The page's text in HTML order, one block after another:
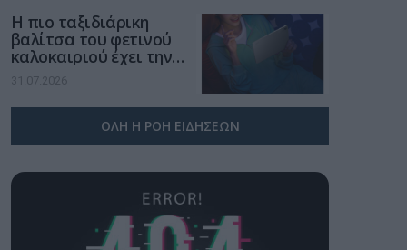
Η πιο ταξιδιάρικη
βαλίτσα του φετινού
καλοκαιριού έχει την
υπογραφή της Xiaomi
31.07.2026
ΟΛΗ Η ΡΟΗ ΕΙΔΗΣΕΩΝ